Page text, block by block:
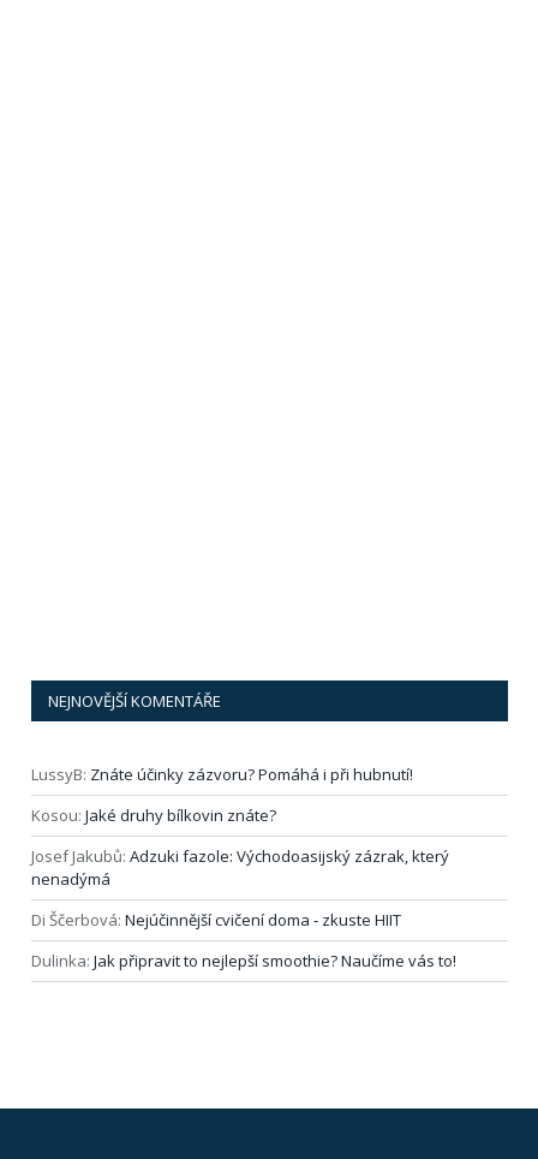
NEJNOVĚJŠÍ KOMENTÁŘE
LussyB: Znáte účinky zázvoru? Pomáhá i při hubnutí!
Kosou: Jaké druhy bílkovin znáte?
Josef Jakubů: Adzuki fazole: Východoasijský zázrak, který
nenadýmá
Di Ščerbová: Nejúčinnější cvičení doma ‑ zkuste HIIT
Dulinka: Jak připravit to nejlepší smoothie? Naučíme vás to!